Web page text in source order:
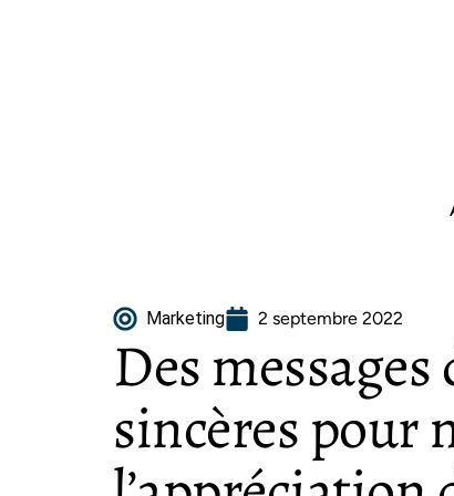
Marketing 2 septembre 2022
Des
sincères pour